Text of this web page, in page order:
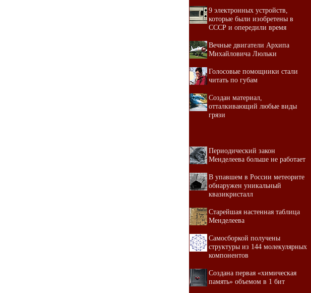
9 электронных устройств,
которые были изобретены в
СССР и опередили время
Вечные двигатели Архипа
Михайловича Люльки
Голосовые помощники стали
читать по губам
Создан материал,
отталкивающий любые виды
грязи
Периодический закон
Менделеева больше не работает
В упавшем в России метеорите
обнаружен уникальный
квазикристалл
Старейшая настенная таблица
Менделеева
Самосборкой получены
структуры из 144 молекулярных
компонентов
Создана первая «химическая
память» объемом в 1 бит